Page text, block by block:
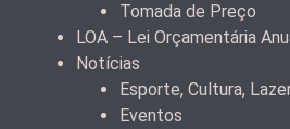
Tomada de Preço
LOA – Lei Orçamentária
Notícias
Esporte, Cultura,
Eventos